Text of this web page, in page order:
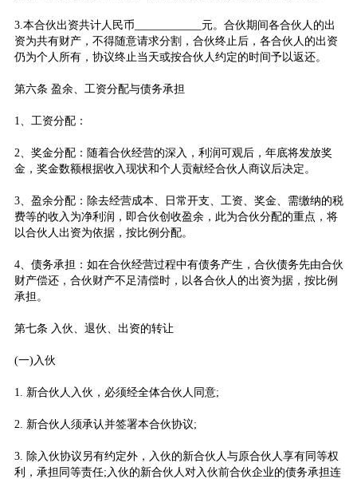
3.本合伙出资共计人民币____________元。合伙期间各合伙人的出
资为共有财产，不得随意请求分割，合伙终止后，各合伙人的出资
仍为个人所有，协议终止当天或按合伙人约定的时间予以返还。
第六条 盈余、工资分配与债务承担
1、工资分配：
2、奖金分配：随着合伙经营的深入，利润可观后，年底将发放奖
金，奖金数额根据收入现状和个人贡献经合伙人商议后决定。
3、盈余分配：除去经营成本、日常开支、工资、奖金、需缴纳的税
费等的收入为净利润，即合伙创收盈余，此为合伙分配的重点，将
以合伙人出资为依据，按比例分配。
4、 债务承担：如在合伙经营过程中有债务产生，合伙债务先由合伙
财产偿还，合伙财产不足清偿时，以各合伙人的出资为据，按比例
承担。
第七条 入伙、退伙、出资的转让
(一)入伙
1. 新合伙人入伙，必须经全体合伙人同意;
2. 新合伙人须承认并签署本合伙协议;
3. 除入伙协议另有约定外，入伙的新合伙人与原合伙人享有同等权
利，承担同等责任;入伙的新合伙人对入伙前合伙企业的债务承担连